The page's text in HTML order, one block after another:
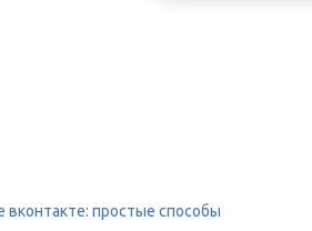
вконтакте: простые способы